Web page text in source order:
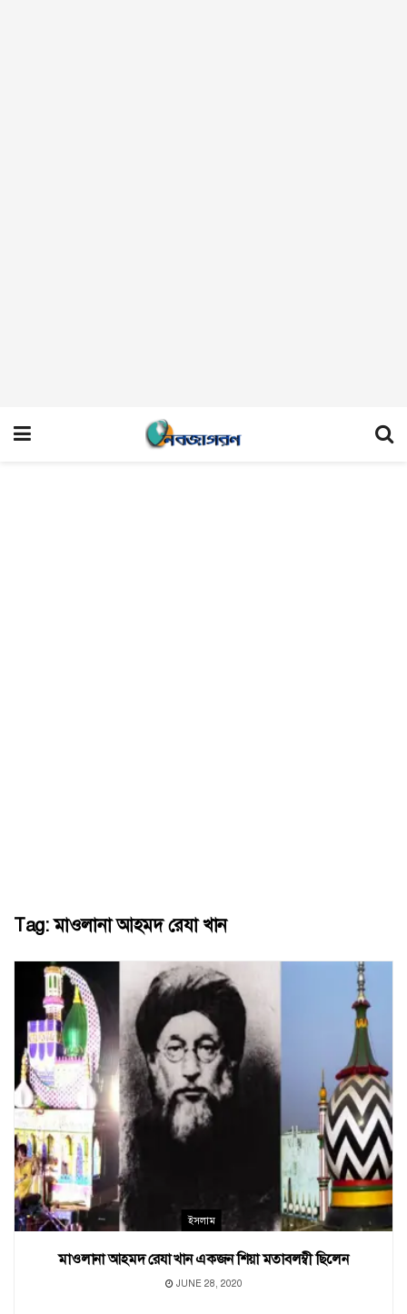
Tag:মাওলানা আহমদ রেযা খান
ইসলাম
মাওলানা আহমদ রেযা খান একজন শিয়া মতাবলম্বী ছিলেন
JUNE 28, 2020